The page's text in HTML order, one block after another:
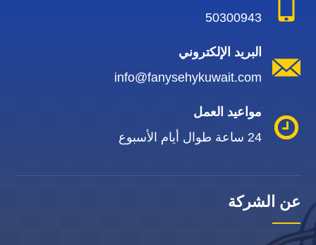
50300943
البريد الإلكتروني
info@fanysehykuwait.com
مواعيد العمل
24 ساعة طوال أيام الأسبوع
عن الشركة